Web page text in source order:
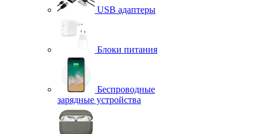
USB адаптеры
Блоки питания
Беспроводные
зарядные устройства